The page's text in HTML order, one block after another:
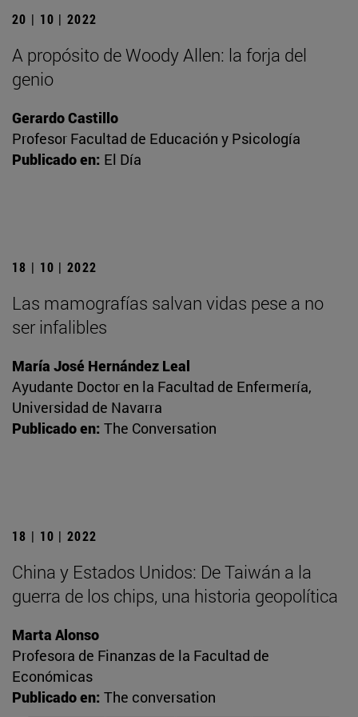
20 | 10 | 2022
A propósito de Woody Allen: la forja del
genio
Gerardo Castillo
Profesor Facultad de Educación y Psicología
Publicado en: El Día
18 | 10 | 2022
Las mamografías salvan vidas pese a no
ser infalibles
María José Hernández Leal
Ayudante Doctor en la Facultad de Enfermería,
Universidad de Navarra
Publicado en: The Conversation
18 | 10 | 2022
China y Estados Unidos: De Taiwán a la
guerra de los chips, una historia geopolítica
Marta Alonso
Profesora de Finanzas de la Facultad de
Económicas
Publicado en: The conversation